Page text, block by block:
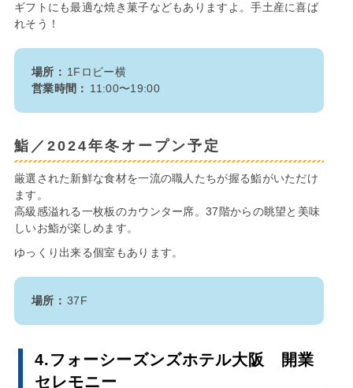
ギフトにも最適な焼き菓⼦などもありますよ。手土産に喜ば
れそう！
場所： 1Fロビー横
営業時間： 11:00〜19:00
鮨／2024年冬オープン予定
厳選された新鮮な食材を一流の職人たちが握る鮨がいただけ
ます。
高級感溢れる一枚板のカウンター席。37階からの眺望と美味
しいお鮨が楽しめます。
ゆっくり出来る個室もあります。
場所： 37F
4.フォーシーズンズホテル大阪 開業
セレモニー